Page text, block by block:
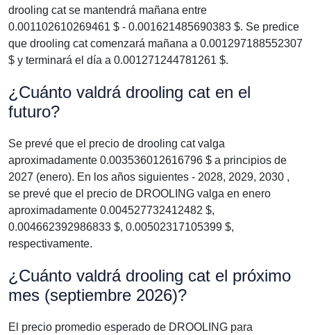
drooling cat se mantendrá mañana entre
0.001102610269461 $ - 0.001621485690383 $. Se predice
que drooling cat comenzará mañana a 0.001297188552307
$ y terminará el día a 0.001271244781261 $.
¿Cuánto valdrá drooling cat en el
futuro?
Se prevé que el precio de drooling cat valga
aproximadamente 0.003536012616796 $ a principios de
2027 (enero). En los años siguientes - 2028, 2029, 2030 ,
se prevé que el precio de DROOLING valga en enero
aproximadamente 0.004527732412482 $,
0.004662392986833 $, 0.00502317105399 $,
respectivamente.
¿Cuánto valdrá drooling cat el próximo
mes (septiembre 2026)?
El precio promedio esperado de DROOLING para